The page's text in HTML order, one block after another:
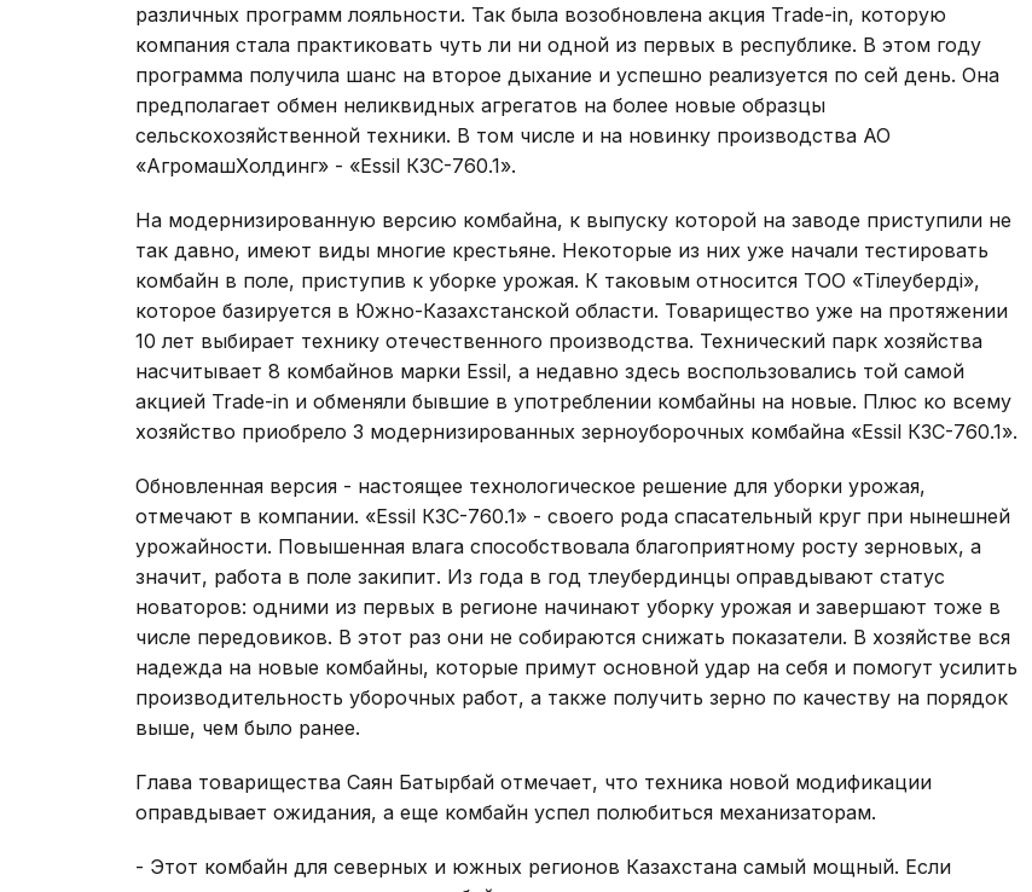
различных программ лояльности. Так была возобновлена акция Trade-in, которую
компания стала практиковать чуть ли ни одной из первых в республике. В этом году
программа получила шанс на второе дыхание и успешно реализуется по сей день. Она
предполагает обмен неликвидных агрегатов на более новые образцы
сельскохозяйственной техники. В том числе и на новинку производства АО
«АгромашХолдинг» - «Essil КЗС-760.1».
На модернизированную версию комбайна, к выпуску которой на заводе приступили не
так давно, имеют виды многие крестьяне. Некоторые из них уже начали тестировать
комбайн в поле, приступив к уборке урожая. К таковым относится ТОО «Тілеуберді»,
которое базируется в Южно-Казахстанской области. Товарищество уже на протяжении
10 лет выбирает технику отечественного производства. Технический парк хозяйства
насчитывает 8 комбайнов марки Essil, а недавно здесь воспользовались той самой
акцией Trade-in и обменяли бывшие в употреблении комбайны на новые. Плюс ко всему
хозяйство приобрело 3 модернизированных зерноуборочных комбайна «Essil КЗС-760.1».
Обновленная версия - настоящее технологическое решение для уборки урожая,
отмечают в компании. «Essil КЗС-760.1» - своего рода спасательный круг при нынешней
урожайности. Повышенная влага способствовала благоприятному росту зерновых, а
значит, работа в поле закипит. Из года в год тлеубердинцы оправдывают статус
новаторов: одними из первых в регионе начинают уборку урожая и завершают тоже в
числе передовиков. В этот раз они не собираются снижать показатели. В хозяйстве вся
надежда на новые комбайны, которые примут основной удар на себя и помогут усилить
производительность уборочных работ, а также получить зерно по качеству на порядок
выше, чем было ранее.
Глава товарищества Саян Батырбай отмечает, что техника новой модификации
оправдывает ожидания, а еще комбайн успел полюбиться механизаторам.
- Этот комбайн для северных и южных регионов Казахстана самый мощный. Если